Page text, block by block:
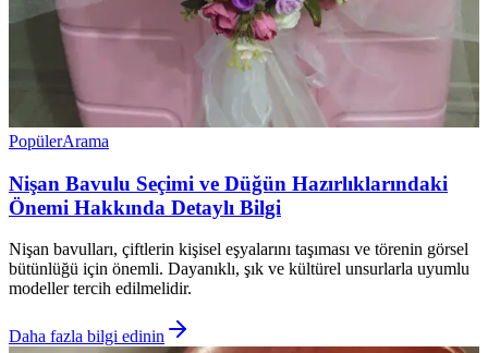
PopülerArama
Nişan Bavulu Seçimi ve Düğün Hazırlıklarındaki
Önemi Hakkında Detaylı Bilgi
Nişan bavulları, çiftlerin kişisel eşyalarını taşıması ve törenin görsel
bütünlüğü için önemli. Dayanıklı, şık ve kültürel unsurlarla uyumlu
modeller tercih edilmelidir.
Daha fazla bilgi edinin